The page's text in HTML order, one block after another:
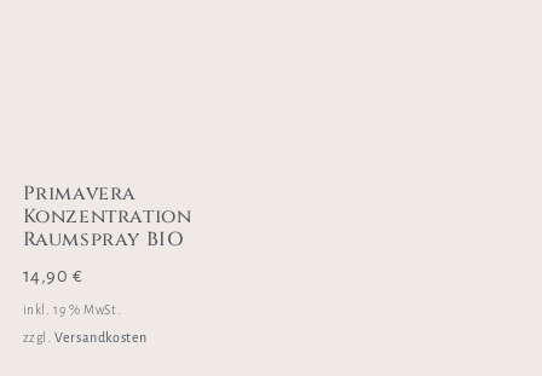
Primavera
Konzentration
Raumspray BIO
14,90€
inkl. 19 % MwSt.
zzgl.Versandkosten